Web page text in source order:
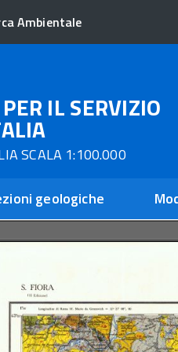
Ambientale
IL SERVIZIO
SCALA 1:100.000
geologiche